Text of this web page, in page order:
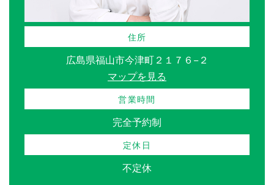
住所
広島県福山市今津町２１７６−２
マップを見る
営業時間
完全予約制
定休日
不定休